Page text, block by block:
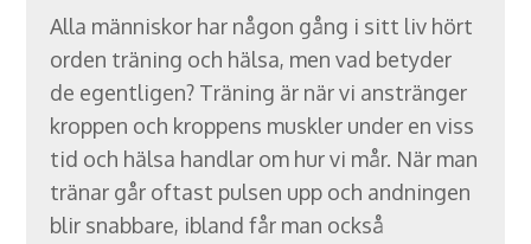
Alla människor har någon gång i sitt liv hört
orden träning och hälsa, men vad betyder
de egentligen? Träning är när vi anstränger
kroppen och kroppens muskler under en viss
tid och hälsa handlar om hur vi mår. När man
tränar går oftast pulsen upp och andningen
blir snabbare, ibland får man också